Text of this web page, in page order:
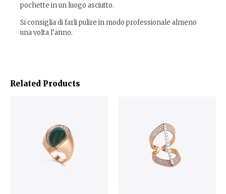
pochette in un luogo asciutto.
Si consiglia di farli pulire in modo professionale almeno
una volta l’anno.
Related Products